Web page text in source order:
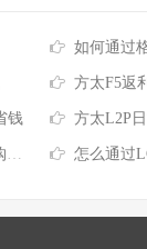
如何通过
方太F5返
钱 方太L2P
怎么通过